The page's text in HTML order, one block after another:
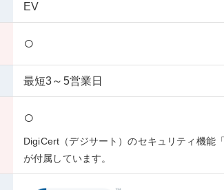
EV
○
最短3～5営業日
○
DigiCert（デジサート）のセキュリティ機能「
が付属しています。